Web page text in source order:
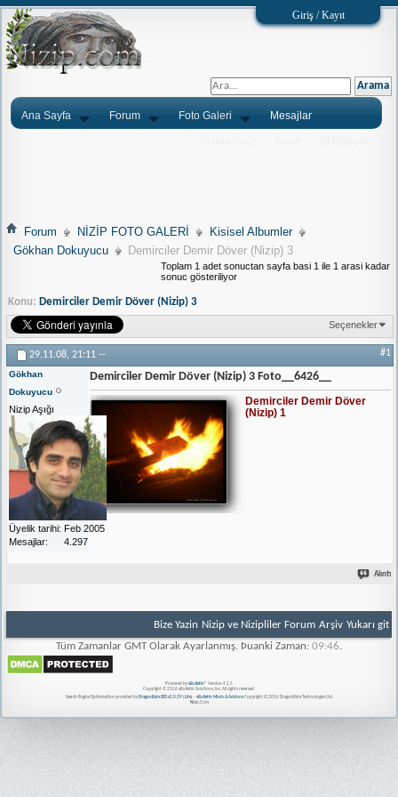
Giriş / Kayıt
Ana Sayfa Forum Foto Galeri Mesajlar
Forum NİZİP FOTO GALERİ
Kisisel Albumler
Gökhan Dokuyucu
Demirciler Demir Döver (Nizip) 3
Toplam 1 adet sonuctan sayfa basi 1 ile 1 arasi kadar
sonuc gösteriliyor
Konu: Demirciler Demir Döver (Nizip) 3
Seçenekler
29.11.08, 21:11 -- #1
Gökhan
Dokuyucu
Nizip Aşığı
Üyelik tarihi Feb 2005
Mesajlar
4.297
Demirciler Demir Döver (Nizip) 3 Foto__6426__
Demirciler Demir Döver
(Nizip) 1
Alıntı
Bize Yazin Nizip ve Nizipliler Forum Arşiv Yukarı git
Tüm Zamanlar GMT Olarak Ayarlanmış. Þuanki Zaman: 09:46.
Powered by vBulletin® Version 4.2.5
Copyright © 2026 vBulletin Solutions, Inc. All rights reserved.
Search Engine Optimisation provided by DragonByte SEO v2.0.39 (Lite)- vBulletin Mods & AddonsCopyright © 2026 DragonByte Technologies Ltd.
Nizip.Com